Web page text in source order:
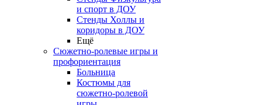
и спорт в ДОУ
Стенды Холлы и
коридоры в ДОУ
Ещё
Сюжетно-ролевые игры и
профориентация
Больница
Костюмы для
сюжетно-ролевой